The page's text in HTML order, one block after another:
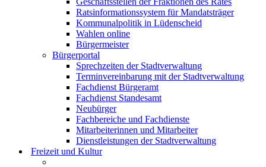
Ratsinformationssystem für Mandatsträger
Kommunalpolitik in Lüdenscheid
Wahlen online
Bürgermeister
Bürgerportal
Sprechzeiten der Stadtverwaltung
Terminvereinbarung mit der Stadtverwaltung
Fachdienst Bürgeramt
Fachdienst Standesamt
Neubürger
Fachbereiche und Fachdienste
Mitarbeiterinnen und Mitarbeiter
Dienstleistungen der Stadtverwaltung
Freizeit und Kultur